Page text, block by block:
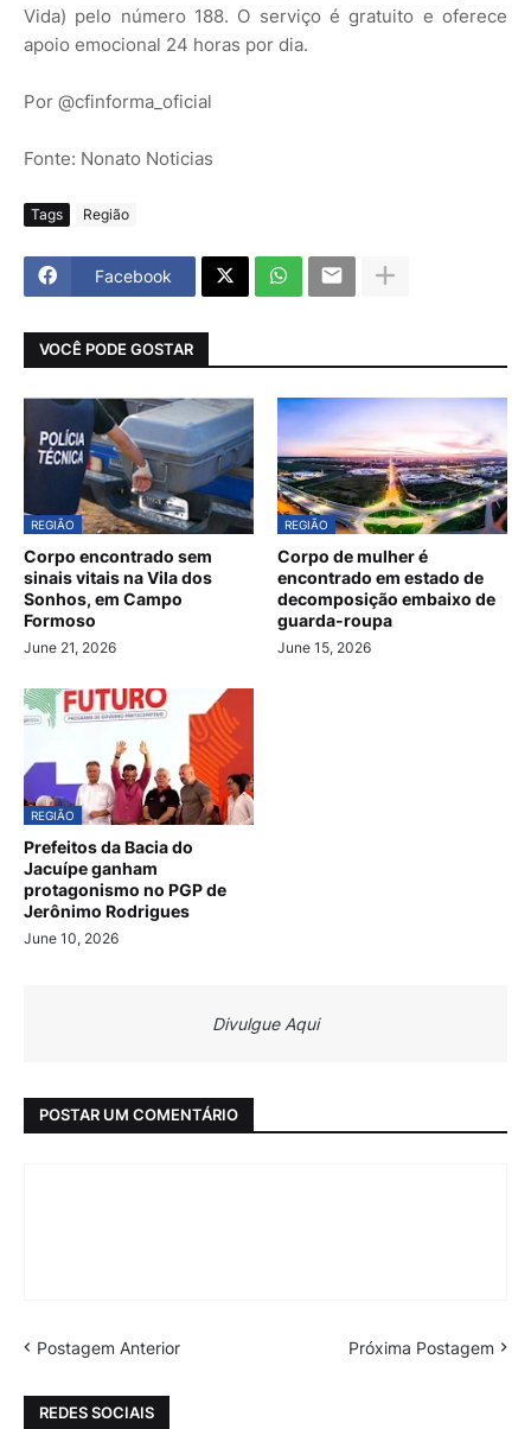
Vida) pelo número 188. O serviço é gratuito e oferece
apoio emocional 24 horas por dia.
Por @cfinforma_oficial
Fonte: Nonato Noticias
Tags Região
Facebook
VOCÊ PODE GOSTAR
REGIÃO
Corpo encontrado sem
sinais vitais na Vila dos
Sonhos, em Campo
Formoso
June 21, 2026
REGIÃO
Corpo de mulher é
encontrado em estado de
decomposição embaixo de
guarda-roupa
June 15, 2026
REGIÃO
Prefeitos da Bacia do
Jacuípe ganham
protagonismo no PGP de
Jerônimo Rodrigues
June 10, 2026
Divulgue Aqui
POSTAR UM COMENTÁRIO
Postagem Anterior Próxima Postagem
REDES SOCIAIS